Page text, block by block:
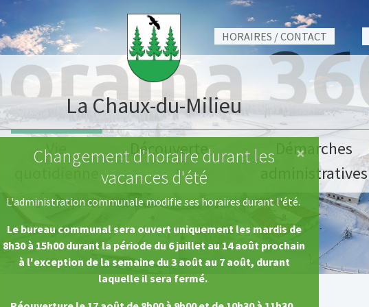
HORAIRES / CONTACT
La Chaux-du-Milieu
Vie
quotidienne
Découverte
Démarches
administratives
Changement d'horaire durant les
vacances d'été
L'administration communale modifie ses horaires durant l'été.
Le bureau communal sera ouvert uniquement les mardis de
8h30 à 15h00 durant la période du 6 juillet au 14 août prochain
à l'exception de la semaine du 3 août au 7 août, durant
laquelle il sera fermé.
×